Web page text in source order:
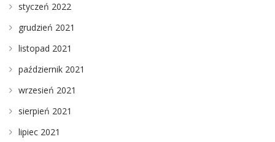
styczeń 2022
grudzień 2021
listopad 2021
październik 2021
wrzesień 2021
sierpień 2021
lipiec 2021